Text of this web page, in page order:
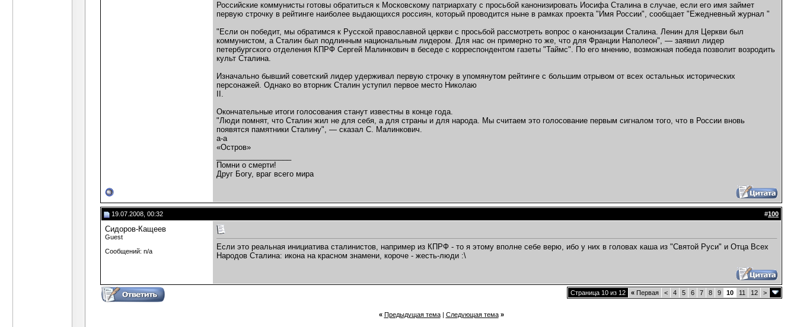
Российские коммунисты готовы обратиться к Московскому патриархату с просьбой канонизировать Иосифа Сталина в случае, если его имя займет
первую строчку в рейтинге наиболее выдающихся россиян, который проводится ныне в рамках проекта "Имя России", сообщает "Ежедневный журнал "
"Если он победит, мы обратимся к Русской православной церкви с просьбой рассмотреть вопрос о канонизации Сталина. Ленин для Церкви был
коммунистом, а Сталин был подлинным национальным лидером. Для нас он примерно то же, что для Франции Наполеон", — заявил лидер
петербургского отделения КПРФ Сергей Малинкович в беседе с корреспондентом газеты "Таймс". По его мнению, возможная победа позволит возродить
культ Сталина.
Изначально бывший советский лидер удерживал первую строчку в упомянутом рейтинге с большим отрывом от всех остальных исторических
персонажей. Однако во вторник Сталин уступил первое место Николаю
II.
Окончательные итоги голосования станут известны в конце года.
"Люди помнят, что Сталин жил не для себя, а для страны и для народа. Мы считаем это голосование первым сигналом того, что в России вновь
появятся памятники Сталину", — сказал С. Малинкович.
а-а
«Остров»
Помни о смерти!
Друг Богу, враг всего мира
19.07.2008, 00:32 #100
Сидоров-Кащеев
Guest
Сообщений: n/a
Если это реальная инициатива сталинистов, например из КПРФ - то я этому вполне себе верю, ибо у них в головах каша из "Святой Руси" и Отца Всех
Народов Сталина: икона на красном знамени, короче - жесть-люди :\
Страница 10 из 12 « Первая < 4 5 6 7 8 9 10 11 12 >
« Предыдущая тема| Следующая тема »